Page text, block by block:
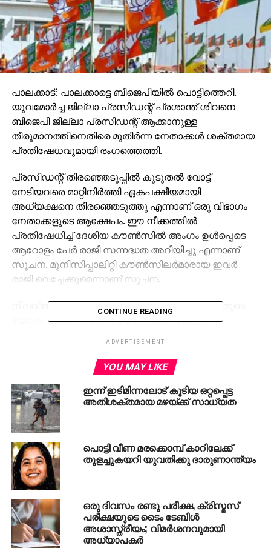
പാലക്കാട്: പാലക്കാട്ടെ ബിജെപിയിൽ പൊട്ടിത്തെറി.
യുവമോർച്ച ജില്ലാ പ്രസിഡന്റ് പ്രശാന്ത് ശിവനെ
ബിജെപി ജില്ലാ പ്രസിഡന്റ് ആക്കാനുള്ള
തീരുമാനത്തിനെതിരെ മുതിർന്ന നേതാക്കൾ ശക്തമായ
പ്രതിഷേധവുമായി രംഗത്തെത്തി.
പ്രസിഡന്റ് തിരഞ്ഞെടുപ്പിൽ കൂടുതൽ വോട്ട്
നേടിയവരെ മാറ്റിനിർത്തി ഏകപക്ഷീയമായി
അധ്യക്ഷനെ തിരഞ്ഞെടുത്തു എന്നാണ് ഒരു വിഭാഗം
നേതാക്കളുടെ ആക്ഷേപം. ഈ നീക്കത്തിൽ
പ്രതിഷേധിച്ച് ദേശീയ കൗൺസിൽ അംഗം ഉൾപ്പെടെ
ആറോളം പേർ രാജി സന്നദ്ധത അറിയിച്ചു എന്നാണ്
സൂചന. മുനിസിപ്പാലിറ്റി കൗൺസിലർമാരായ ഇവർ
രാജി വെച്ചേക്കുമെന്നാണ് സൂചന.
നിലവിൽ യാക്കരയിൽ ബിജെപി കൗൺസിലർമാരുടെ
യോഗം നടക്കുകയാണ്. യോഗത്തിന് ശേഷം
നഗരസഭാ ഭരണം വരെ നഷ്ടപ്പെടാൻ സാധ്യതയുണ്ട്.
RELATED TOPICS: BJP KERALA NEWS PALAKKAD
UP NEXT
മേരിക്കുണ്ടൊരു കുഞ്ഞാടിലെ ബാലതാരവും
സെയിന്റ് തെരേസാസ് കോളേജ് മുന്‍
ചെയര്‍പേഴ്‌സണുമായ നികിതാ നയ്യാര്‍
അന്തരിച്ചു
DON'T MISS
ഉത്തരാഖണ്ഡില്‍ നാളെ മുതല്‍ ഏക സിവില്‍
കോഡ്
CONTINUE READING
ADVERTISEMENT
YOU MAY LIKE
ഇന്ന് ഇടിമിന്നലോട് കൂടിയ ഒറ്റപ്പെട്ട
അതിശക്തമായ മഴയ്ക്ക് സാധ്യത
പൊട്ടി വീണ മരക്കൊമ്പ് കാറിലേക്ക്
തുളച്ചുകയറി യുവതിക്കു ദാരുണാന്ത്യം
ഒരു ദിവസം രണ്ടു പരീക്ഷ, ക്രിസ്മസ്
പരീക്ഷയുടെ ടൈം ടേബിള്‍
അശാസ്ത്രീയം; വിമര്‍ശനവുമായി
അധ്യാപകര്‍